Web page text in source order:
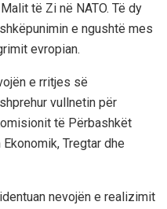
të Zi në NATO. Të dy
e ngushtë mes
evropian.
e rritjes së
vullnetin për
të Përbashkët
Tregtar dhe
nevojën e realizimit